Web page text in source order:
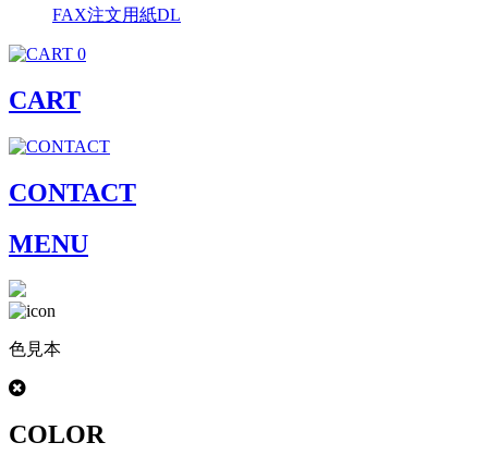
FAX注文用紙DL
0
CART
CONTACT
MENU
色見本
COLOR